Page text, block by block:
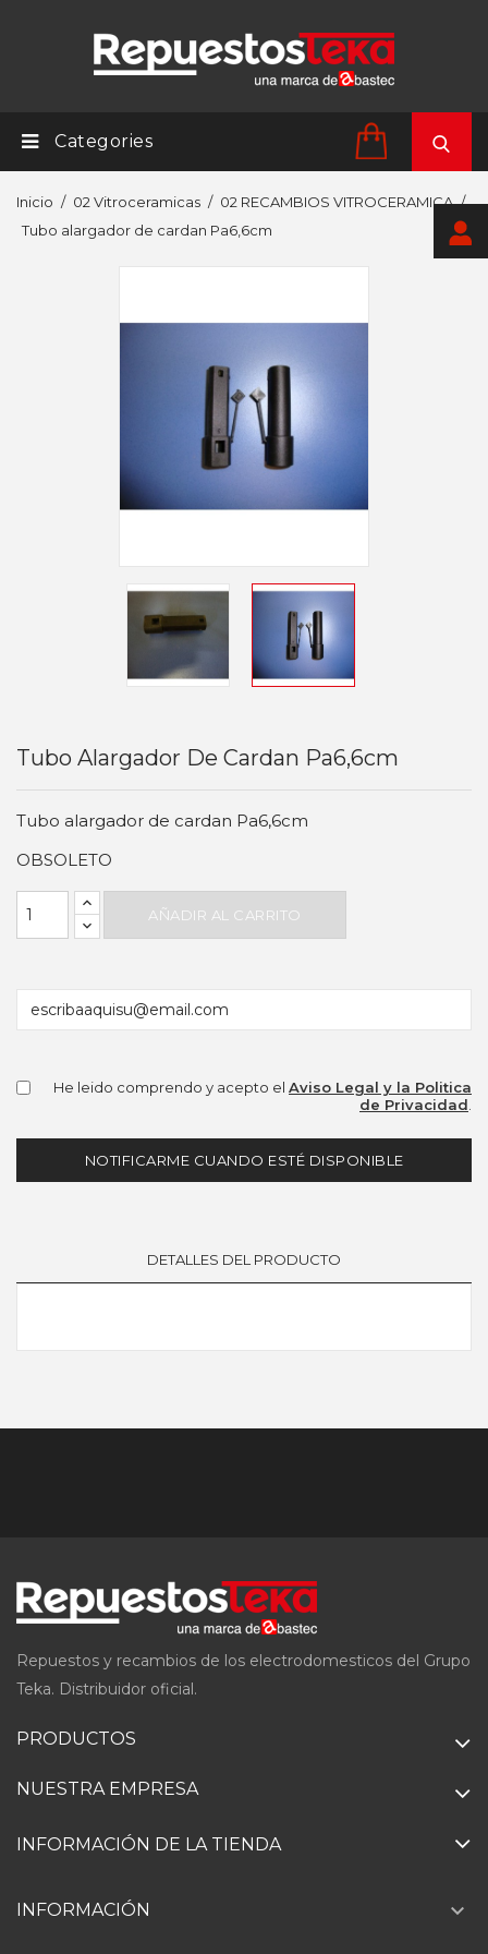
Categories
Inicio 02 Vitroceramicas
02 RECAMBIOS VITROCERAMICA
Tubo alargador de cardan Pa6,6cm
Tubo Alargador De Cardan Pa6,6cm
Tubo alargador de cardan Pa6,6cm
OBSOLETO
AÑADIR AL CARRITO
He leido comprendo y acepto el Aviso Legal y la Politica
de Privacidad
NOTIFICARME CUANDO ESTÉ DISPONIBLE
DETALLES DEL PRODUCTO
Repuestos y recambios de los electrodomesticos del Grupo
Teka. Distribuidor oficial.
PRODUCTOS
NUESTRA EMPRESA
INFORMACIÓN DE LA TIENDA
INFORMACIÓN 